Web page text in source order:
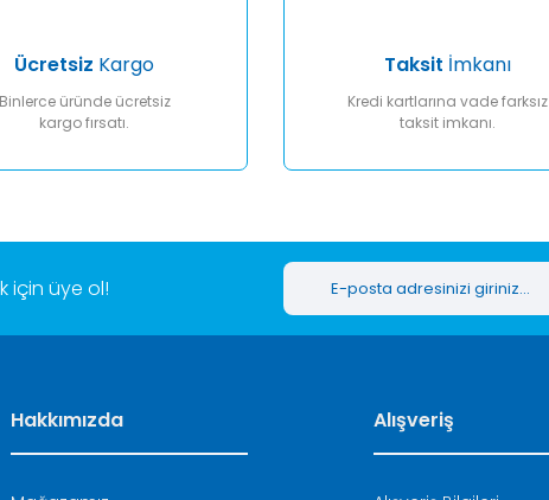
Gönder
Ücretsiz Kargo
üründe ücretsiz
kargo fırsatı.
Taksit İmkanı
Kredi kartlarına vade farksız
taksit imkanı.
için üye ol!
Hakkımızda Alışveriş